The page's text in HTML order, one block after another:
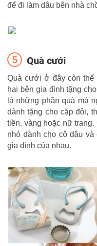
để đi làm dâu bên nhà
Quà cưới
Quà cưới ở đây còn thể
hai bên gia đình tặng
là những phần quà mà
dành tặng cho cặp đôi,
tiền, vàng hoặc nữ
nhỏ dành cho cô dâu
gia đình của nhau.